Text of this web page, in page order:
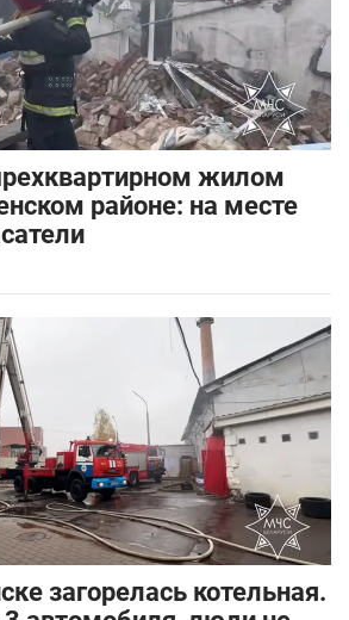
жилом
районе: на месте
загорелась котельная.